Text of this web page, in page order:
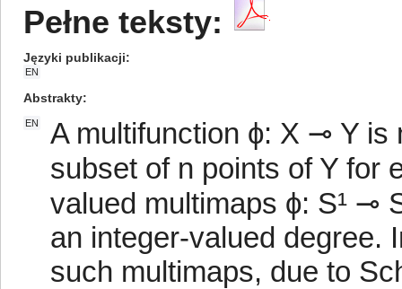
Pełne teksty:
Języki publikacji
EN
Abstrakty
EN
A multifunction ϕ: X ⊸ Y is
subset of n points of Y for
valued multimaps ϕ: S¹ ⊸
an integer-valued degree.
such multimaps, due to